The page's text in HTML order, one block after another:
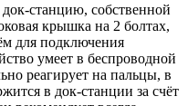
станцию, собственной
крышка на 2 болтах,
для подключения
умеет в беспроводной
реагирует на пальцы, в
в док-станции за счёт